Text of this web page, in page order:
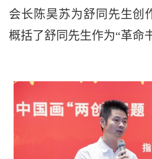
会长陈昊苏为舒同先生创
概括了舒同先生作为“革命